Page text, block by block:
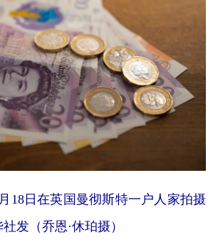
天津 河北 山西
吉林 上海 江苏
安徽 福建
河南 湖北 湖南
广西 海南 重庆
贵州 云南
18日在英国曼彻斯特一户人家拍摄
发（乔恩·休珀摄）